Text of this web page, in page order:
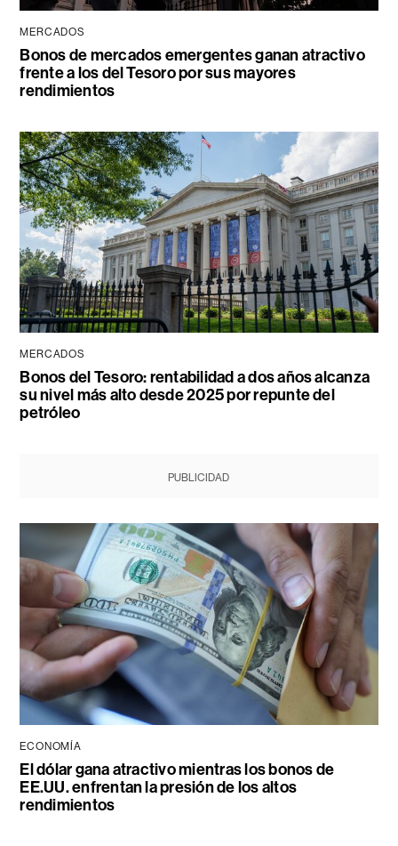
MERCADOS
Bonos de mercados emergentes ganan atractivo
frente a los del Tesoro por sus mayores
rendimientos
MERCADOS
Bonos del Tesoro: rentabilidad a dos años alcanza
su nivel más alto desde 2025 por repunte del
petróleo
PUBLICIDAD
ECONOMÍA
El dólar gana atractivo mientras los bonos de
EE.UU. enfrentan la presión de los altos
rendimientos